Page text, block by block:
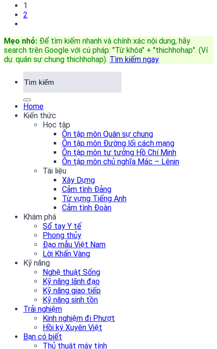
1
2
Mẹo nhỏ: Để tìm kiếm nhanh và chính xác nội dung, hãy
search trên Google với cú pháp: "Từ khóa" + "thichhohap". (Ví
dụ: quân sự chung thichhohap). Tìm kiếm ngay
Home
Kiến thức
Học tập
Ôn tập môn Quân sự chung
Ôn tập môn Đường lối cách mạng
Ôn tập môn tư tưởng Hồ Chí Minh
Ôn tập môn chủ nghĩa Mác – Lênin
Tài liệu
Xây Dựng
Cảm tình Đảng
Từ vựng Tiếng Anh
Cảm tình Đoàn
Khám phá
Sổ tay Y tế
Phong thủy
Đạo mẫu Việt Nam
Lời Khấn Vàng
Kỹ năng
Nghệ thuật Sống
Kỹ năng lãnh đạo
Kỹ năng giao tiếp
Kỹ năng sinh tồn
Trải nghiệm
Kinh nghiệm đi Phượt
Hồi ký Xuyên Việt
Bạn có biết
Thủ thuật máy tính